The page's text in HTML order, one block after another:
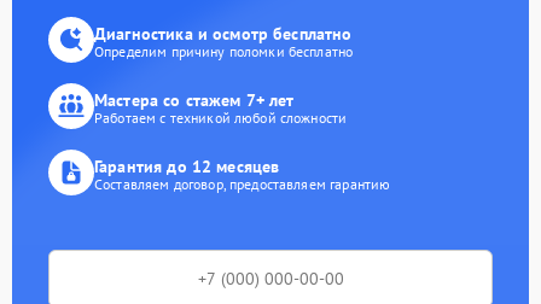
Диагностика и осмотр бесплатно
Определим причину поломки бесплатно
Мастера со стажем 7+ лет
Работаем с техникой любой сложности
Гарантия до 12 месяцев
Составляем договор, предоставляем гарантию